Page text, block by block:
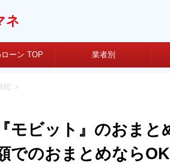
ネ
ーン TOP 業者別
>
『モビット』のおま
でのおまとめならOK